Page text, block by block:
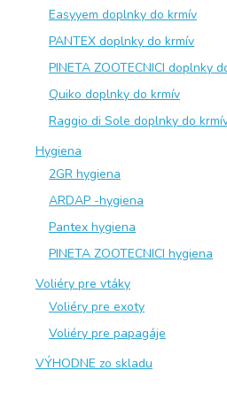
Easyyem doplnky do krmív
PANTEX doplnky do krmív
PINETA ZOOTECNICI doplnky
Quiko doplnky do krmív
Raggio di Sole doplnky do
Hygiena
2GR hygiena
ARDAP -hygiena
Pantex hygiena
PINETA ZOOTECNICI hygiena
Voliéry pre vtáky
Voliéry pre exoty
Voliéry pre papagáje
VÝHODNE zo skladu